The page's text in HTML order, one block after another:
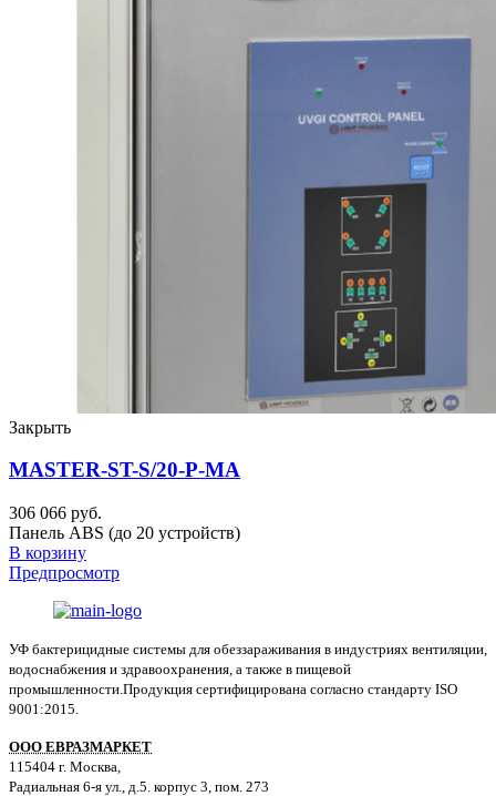
Закрыть
MASTER-ST-S/20-P-MA
306 066 руб.
Панель ABS (до 20 устройств)
В корзину
Предпросмотр
УФ бактерицидные системы для обеззараживания в индустриях вентиляции,
водоснабжения и здравоохранения, а также в пищевой
промышленности.Продукция сертифицирована согласно стандарту ISO
9001:2015.
ООО ЕВРАЗМАРКЕТ
115404 г. Москва,
Радиальная 6-я ул., д.5. корпус 3, пом. 273